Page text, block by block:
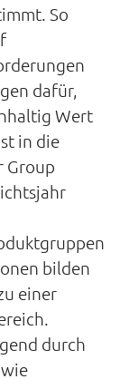
So
dafür,
Wert
in die
Group
bilden
einer
durch